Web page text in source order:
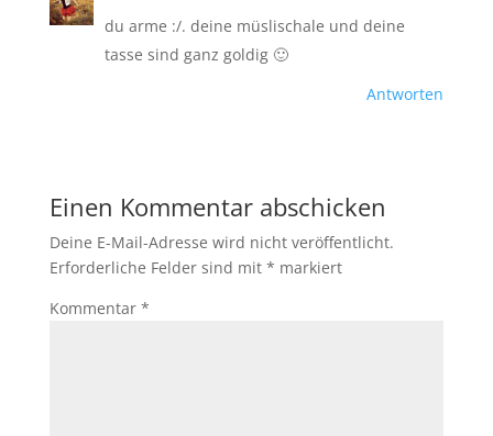
du arme :/. deine müslischale und deine
tasse sind ganz goldig 🙂
Antworten
Einen Kommentar abschicken
Deine E-Mail-Adresse wird nicht veröffentlicht.
Erforderliche Felder sind mit * markiert
Kommentar *